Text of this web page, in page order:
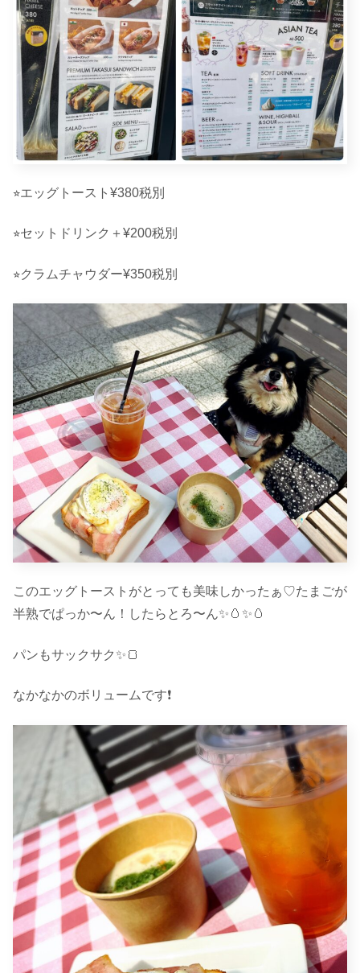
⭐︎エッグトースト¥380税別
⭐︎セットドリンク＋¥200税別
⭐︎クラムチャウダー¥350税別
このエッグトーストがとっても美味しかったぁ♡たまごが
半熟でぱっか〜ん！したらとろ〜ん✨🥚✨🥚
パンもサックサク✨🍞
なかなかのボリュームです❗️